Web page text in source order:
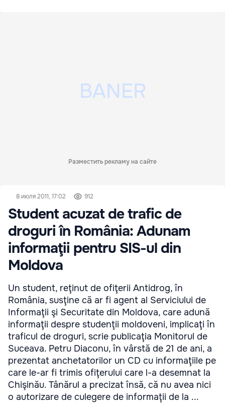
Разместить рекламу на сайте
8 июля 2011, 17:02 912
Student acuzat de trafic de
droguri în România: Adunam
informaţii pentru SIS-ul din
Moldova
Un student, reţinut de ofiţerii Antidrog, în
România, susţine că ar fi agent al Serviciului de
Informaţii şi Securitate din Moldova, care adună
informaţii despre studenţii moldoveni, implicaţi în
traficul de droguri, scrie publicaţia Monitorul de
Suceava. Petru Diaconu, în vârstă de 21 de ani, a
prezentat anchetatorilor un CD cu informaţiile pe
care le-ar fi trimis ofiţerului care l-a desemnat la
Chişinău. Tânărul a precizat însă, că nu avea nici
o autorizare de culegere de informaţii de la ...